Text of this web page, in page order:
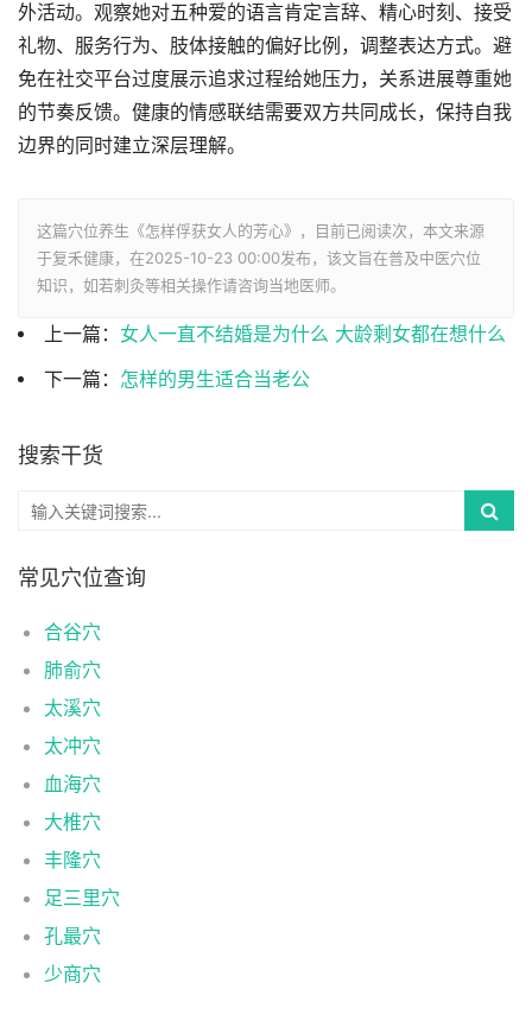
外活动。观察她对五种爱的语言肯定言辞、精心时刻、接受
礼物、服务行为、肢体接触的偏好比例，调整表达方式。避
免在社交平台过度展示追求过程给她压力，关系进展尊重她
的节奏反馈。健康的情感联结需要双方共同成长，保持自我
边界的同时建立深层理解。
这篇穴位养生《怎样俘获女人的芳心》，目前已阅读次，本文来源
于复禾健康，在2025-10-23 00:00发布，该文旨在普及中医穴位
知识，如若刺灸等相关操作请咨询当地医师。
上一篇： 女人一直不结婚是为什么 大龄剩女都在想什么
下一篇： 怎样的男生适合当老公
搜索干货
常见穴位查询
合谷穴
肺俞穴
太溪穴
太冲穴
血海穴
大椎穴
丰隆穴
足三里穴
孔最穴
少商穴